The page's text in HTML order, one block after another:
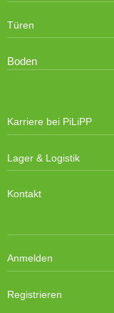
Türen
Boden
Karriere bei PiLiPP
Lager & Logistik
Kontakt
Anmelden
Registrieren